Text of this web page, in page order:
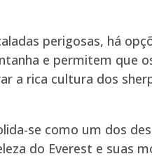
perigosas, há
e permitem que
a rica cultura dos
se como um dos
do Everest e suas